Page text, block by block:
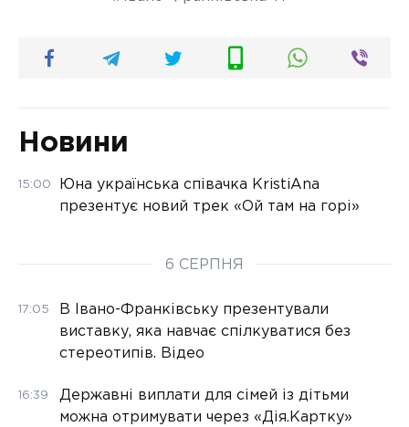
Новини
15:00
Юна українська співачка KristiAna
презентує новий трек «Ой там на горі»
6 СЕРПНЯ
17:05
В Івано-Франківську презентували
виставку, яка навчає спілкуватися без
стереотипів. Відео
16:39
Державні виплати для сімей із дітьми
можна отримувати через «Дія.Картку»